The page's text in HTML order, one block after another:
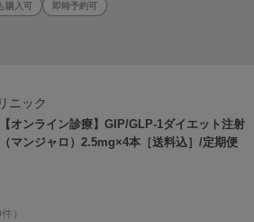
購入可 即時予約可
ニック
【オンライン診療】GIP/GLP-1ダイエット注射
（マンジャロ）2.5mg×4本［送料込］/定期便
）